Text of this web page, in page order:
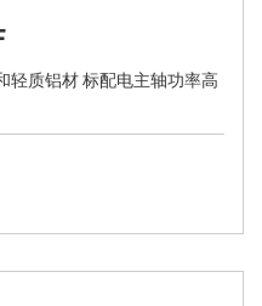
轻质铝材 标配电主轴功率高